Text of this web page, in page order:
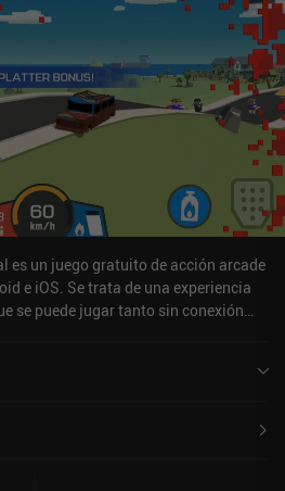
es un juego gratuito de acción arcade
e iOS. Se trata de una experiencia
se puede jugar tanto sin conexión
y de 4,7 sobre 5,0 en la App Store